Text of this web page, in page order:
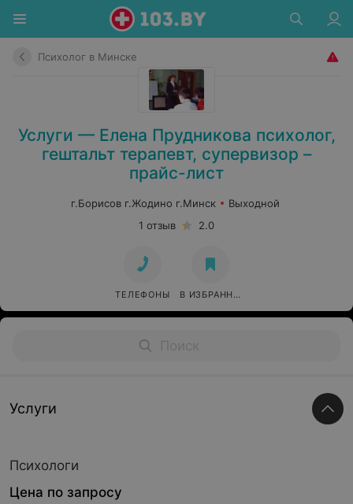
Психолог в Минске
Услуги — Елена Прудникова психолог,
гештальт терапевт, супервизор –
прайс-лист
г.Борисов г.Жодино г.Минск
Выходной
1 отзыв
2.0
ТЕЛЕФОНЫ В ИЗБРАННОЕ
Услуги
Психологи
Цена по запросу